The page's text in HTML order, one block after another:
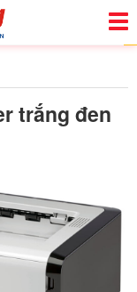
trắng đen